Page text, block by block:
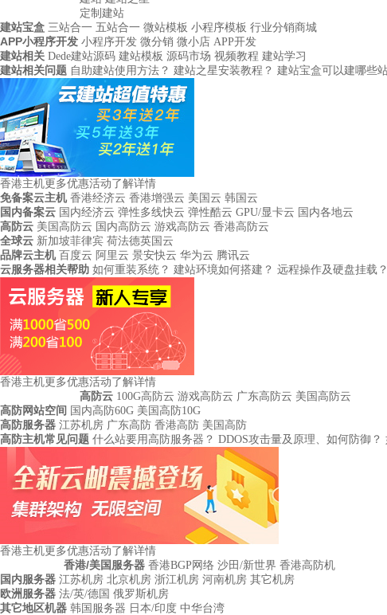
定制建站
建站宝盒 三站合一 五站合一 微站模板 小程序模板 行业分销商城
APP小程序开发 小程序开发 微分销 微小店 APP开发
建站相关 Dede建站源码 建站模板 源码市场 视频教程 建站学习
建站相关问题 自助建站使用方法？ 建站之星安装教程？ 建站宝盒可以建哪些
香港主机更多优惠活动了解详情
免备案云主机 香港经济云 香港增强云 美国云 韩国云
国内备案云 国内经济云 弹性多线快云 弹性酷云 GPU/显卡云 国内各地云
高防云 美国高防云 国内高防云 游戏高防云 香港高防云
全球云 新加坡菲律宾 荷法德英国云
品牌云主机 百度云 阿里云 景安快云 华为云 腾讯云
云服务器相关帮助 如何重装系统？ 建站环境如何搭建？ 远程操作及硬盘挂载？
香港主机更多优惠活动了解详情
高防云 100G高防云 游戏高防云 广东高防云 美国高防云
高防网站空间 国内高防60G 美国高防10G
高防服务器 江苏机房 广东高防 香港高防 美国高防
高防主机常见问题 什么站要用高防服务器？ DDOS攻击量及原理、如何防御？
香港主机更多优惠活动了解详情
香港/美国服务器 香港BGP网络 沙田/新世界 香港高防机
国内服务器 江苏机房 北京机房 浙江机房 河南机房 其它机房
欧洲服务器 法/英/德国 俄罗斯机房
其它地区机器 韩国服务器 日本/印度 中华台湾